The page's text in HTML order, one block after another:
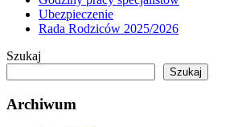
Ubezpieczenie
Rada Rodziców 2025/2026
Szukaj
Szukaj
Archiwum